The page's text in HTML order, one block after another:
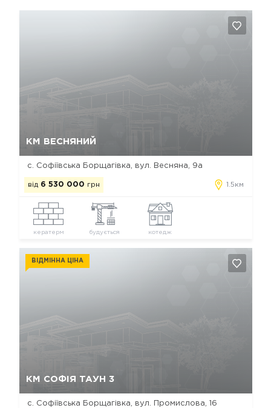
КМ ВЕСНЯНИЙ
с. Софіївська Борщагівка, вул. Весняна, 9а
від 6 530 000 грн 1.5км
кератерм будується котедж
КМ СОФІЯ ТАУН 3
ВІДМІННА ЦІНА
с. Софіївська Борщагівка, вул. Промислова, 16